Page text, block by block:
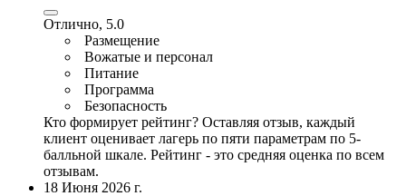
Отлично, 5.0
Размещение
Вожатые и персонал
Питание
Программа
Безопасность
Кто формирует рейтинг? Оставляя отзыв, каждый
клиент оценивает лагерь по пяти параметрам по 5-
балльной шкале. Рейтинг - это средняя оценка по всем
отзывам.
18 Июня 2026 г.